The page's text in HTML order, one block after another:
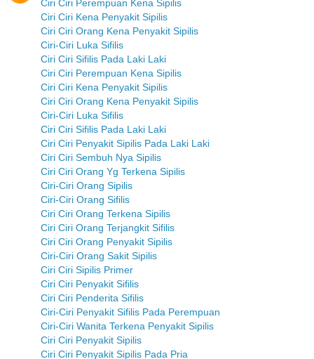
Ciri Ciri Perempuan Kena Sipilis
Ciri Ciri Kena Penyakit Sipilis
Ciri Ciri Orang Kena Penyakit Sipilis
Ciri-Ciri Luka Sifilis
Ciri Ciri Sifilis Pada Laki Laki
Ciri Ciri Perempuan Kena Sipilis
Ciri Ciri Kena Penyakit Sipilis
Ciri Ciri Orang Kena Penyakit Sipilis
Ciri-Ciri Luka Sifilis
Ciri Ciri Sifilis Pada Laki Laki
Ciri Ciri Penyakit Sipilis Pada Laki Laki
Ciri Ciri Sembuh Nya Sipilis
Ciri Ciri Orang Yg Terkena Sipilis
Ciri-Ciri Orang Sipilis
Ciri-Ciri Orang Sifilis
Ciri Ciri Orang Terkena Sipilis
Ciri Ciri Orang Terjangkit Sifilis
Ciri Ciri Orang Penyakit Sipilis
Ciri-Ciri Orang Sakit Sipilis
Ciri Ciri Sipilis Primer
Ciri Ciri Penyakit Sifilis
Ciri Ciri Penderita Sifilis
Ciri-Ciri Penyakit Sifilis Pada Perempuan
Ciri-Ciri Wanita Terkena Penyakit Sipilis
Ciri Ciri Penyakit Sipilis
Ciri Ciri Penyakit Sipilis Pada Pria